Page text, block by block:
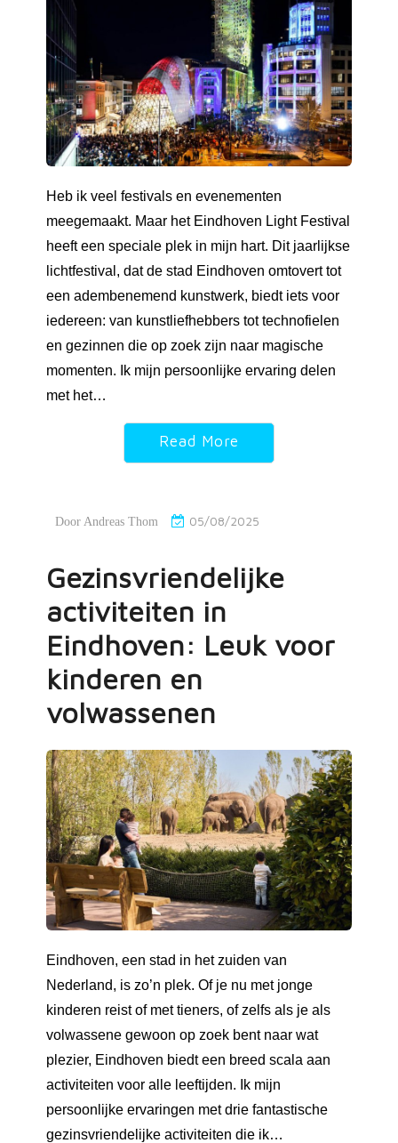
Heb ik veel festivals en evenementen
meegemaakt. Maar het Eindhoven Light Festival
heeft een speciale plek in mijn hart. Dit jaarlijkse
lichtfestival, dat de stad Eindhoven omtovert tot
een adembenemend kunstwerk, biedt iets voor
iedereen: van kunstliefhebbers tot technofielen
en gezinnen die op zoek zijn naar magische
momenten. Ik mijn persoonlijke ervaring delen
met het…
Read More
Door Andreas Thom 05/08/2025
Gezinsvriendelijke
activiteiten in
Eindhoven: Leuk voor
kinderen en
volwassenen
Eindhoven, een stad in het zuiden van
Nederland, is zo’n plek. Of je nu met jonge
kinderen reist of met tieners, of zelfs als je als
volwassene gewoon op zoek bent naar wat
plezier, Eindhoven biedt een breed scala aan
activiteiten voor alle leeftijden. Ik mijn
persoonlijke ervaringen met drie fantastische
gezinsvriendelijke activiteiten die ik…